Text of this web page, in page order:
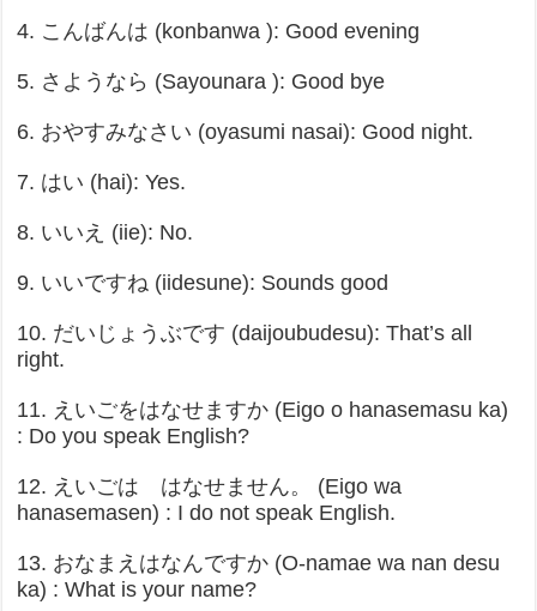
4. こんばんは (konbanwa ): Good evening
5. さようなら (Sayounara ): Good bye
6. おやすみなさい (oyasumi nasai): Good night.
7. はい (hai): Yes.
8. いいえ (iie): No.
9. いいですね (iidesune): Sounds good
10. だいじょうぶです (daijoubudesu): That’s all
right.
11. えいごをはなせますか (Eigo o hanasemasu ka)
: Do you speak English?
12. えいごは はなせません。 (Eigo wa
hanasemasen) : I do not speak English.
13. おなまえはなんですか (O-namae wa nan desu
ka) : What is your name?